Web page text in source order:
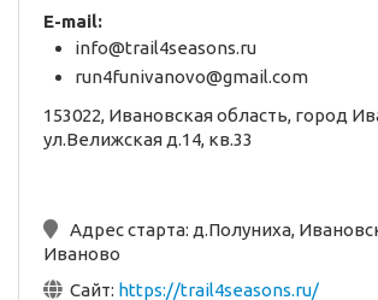
E-mail:
info@trail4seasons.ru
run4funivanovo@gmail.com
153022, Ивановская область, город
ул.Велижская д.14, кв.33
Адрес старта: д.Полуниха,
Иваново
Сайт: https://trail4seasons.ru/